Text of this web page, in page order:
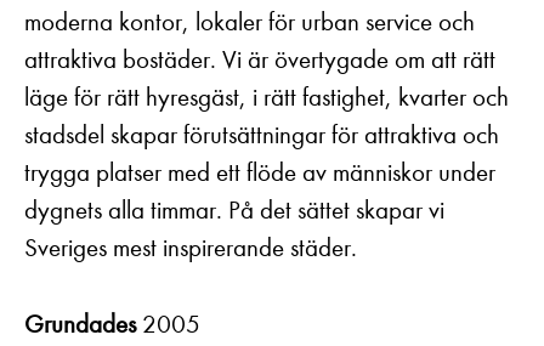
moderna kontor, lokaler för urban service och
attraktiva bostäder. Vi är övertygade om att rätt
läge för rätt hyresgäst, i rätt fastighet, kvarter och
stadsdel skapar förutsättningar för attraktiva och
trygga platser med ett flöde av människor under
dygnets alla timmar. På det sättet skapar vi
Sveriges mest inspirerande städer.
Grundades 2005